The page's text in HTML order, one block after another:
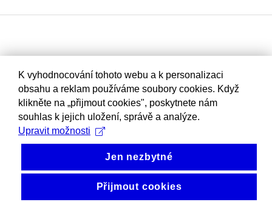
K vyhodnocování tohoto webu a k personalizaci
obsahu a reklam používáme soubory cookies. Když
klikněte na „přijmout cookies", poskytnete nám
souhlas k jejich uložení, správě a analýze.
Upravit možnosti
Jen nezbytné
Přijmout cookies